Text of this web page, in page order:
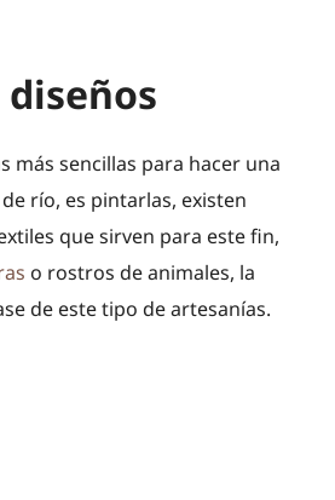
más sencillas para hacer una
río, es pintarlas, existen
que sirven para este fin,
o rostros de animales, la
de este tipo de artesanías.